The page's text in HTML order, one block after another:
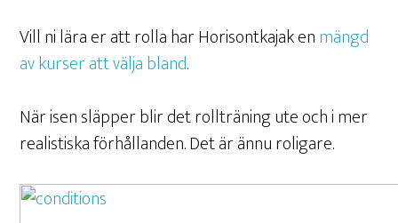
Vill ni lära er att rolla har Horisontkajak enmängd
av kurser att välja bland.
När isen släpper blir det rollträning ute och i mer
realistiska förhållanden. Det är ännu roligare.